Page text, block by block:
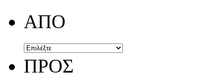
ΑΠΟ
ΠΡΟΣ